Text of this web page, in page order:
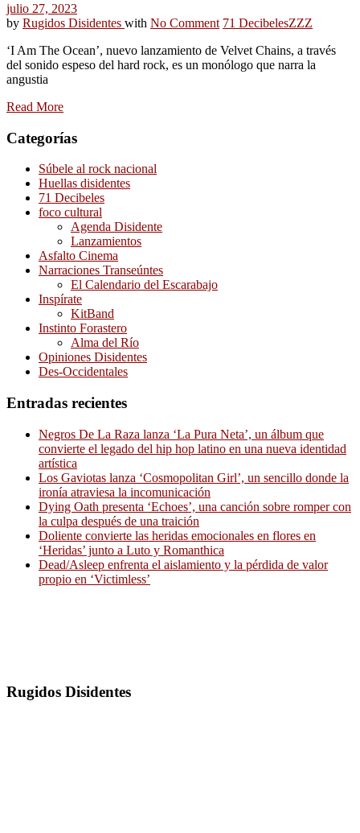
julio 27, 2023
by Rugidos Disidentes with No Comment 71 DecibelesZZZ
‘I Am The Ocean’, nuevo lanzamiento de Velvet Chains, a través
del sonido espeso del hard rock, es un monólogo que narra la
angustia
Read More
Categorías
Súbele al rock nacional
Huellas disidentes
71 Decibeles
foco cultural
Agenda Disidente
Lanzamientos
Asfalto Cinema
Narraciones Transeúntes
El Calendario del Escarabajo
Inspírate
KitBand
Instinto Forastero
Alma del Río
Opiniones Disidentes
Des-Occidentales
Entradas recientes
Negros De La Raza lanza ‘La Pura Neta’, un álbum que
convierte el legado del hip hop latino en una nueva identidad
artística
Los Gaviotas lanza ‘Cosmopolitan Girl’, un sencillo donde la
ironía atraviesa la incomunicación
Dying Oath presenta ‘Echoes’, una canción sobre romper con
la culpa después de una traición
Doliente convierte las heridas emocionales en flores en
‘Heridas’ junto a Luto y Romanthica
Dead/Asleep enfrenta el aislamiento y la pérdida de valor
propio en ‘Victimless’
Rugidos Disidentes